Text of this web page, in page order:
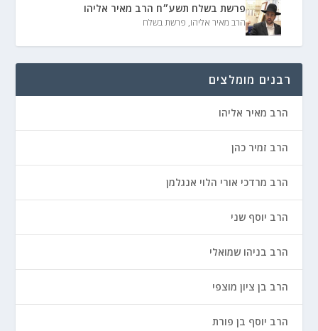
פרשת בשלח תשע״ח הרב מאיר אליהו
הרב מאיר אליהו, פרשת בשלח
רבנים מומלצים
הרב מאיר אליהו
הרב זמיר כהן
הרב מרדכי אורי הלוי אנגלמן
הרב יוסף שני
הרב בניהו שמואלי
הרב בן ציון מוצפי
הרב יוסף בן פורת